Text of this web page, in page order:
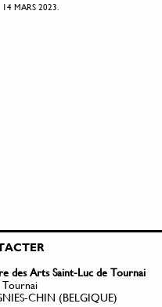
MARS 2023.
des Arts Saint-Luc de Tournai
Tournai
CHIN (BELGIQUE)